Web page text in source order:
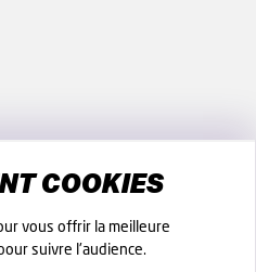
COOKIES
vous offrir la meilleure
suivre l'audience.